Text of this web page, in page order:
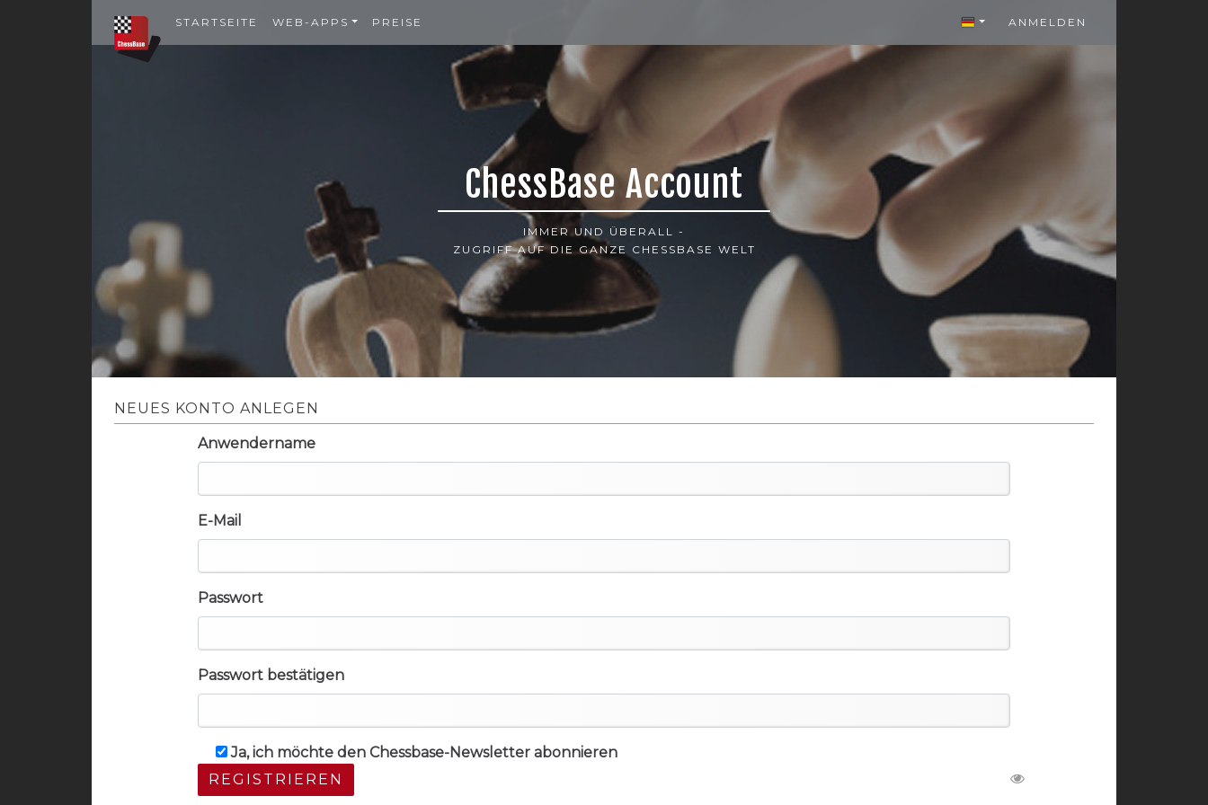
STARTSEITE WEB-APPS PREISE ANMELDEN
ChessBase Account
IMMER UND ÜBERALL -
ZUGRIFF AUF DIE GANZE CHESSBASE WELT
NEUES KONTO ANLEGEN
Anwendername
E-Mail
Passwort
Passwort bestätigen
Ja, ich möchte den Chessbase-Newsletter abonnieren
REGISTRIEREN